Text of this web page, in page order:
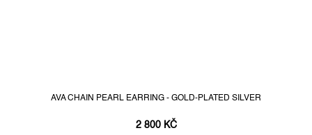
AVA CHAIN PEARL EARRING - GOLD-PLATED SILVER
2 800 KČ